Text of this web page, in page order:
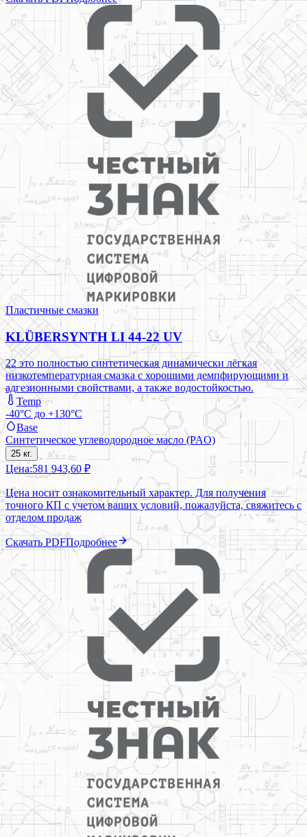
Пластичные смазки
KLÜBERSYNTH LI 44-22 UV
22 это полностью синтетическая динамически лёгкая
низкотемпературная смазка с хорошими демпфирующими и
адгезионными свойствами, а также водостойкостью.
Temp
-40°C до +130°C
Base
Синтетическое углеводородное масло (PAO)
25 кг.
Цена:581 943,60 ₽
Цена носит ознакомительный характер. Для получения
точного КП с учетом ваших условий, пожалуйста, свяжитесь с
отделом продаж
Скачать PDFПодробнее